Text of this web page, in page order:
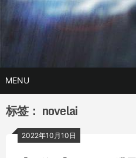
玩转AI黑科技,AI换脸，AI绘画
MENU
标签： novelai
2022年10月10日